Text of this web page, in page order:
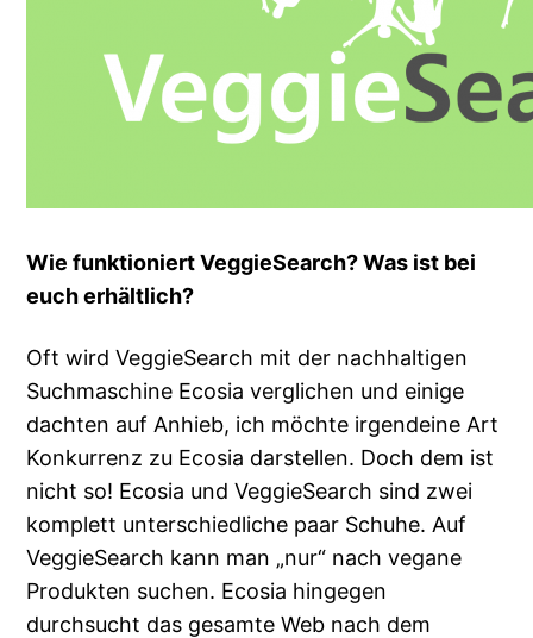
Wie funktioniert VeggieSearch? Was ist bei
euch erhältlich?
Oft wird VeggieSearch mit der nachhaltigen
Suchmaschine Ecosia verglichen und einige
dachten auf Anhieb, ich möchte irgendeine Art
Konkurrenz zu Ecosia darstellen. Doch dem ist
nicht so! Ecosia und VeggieSearch sind zwei
komplett unterschiedliche paar Schuhe. Auf
VeggieSearch kann man „nur“ nach vegane
Produkten suchen. Ecosia hingegen
durchsucht das gesamte Web nach dem